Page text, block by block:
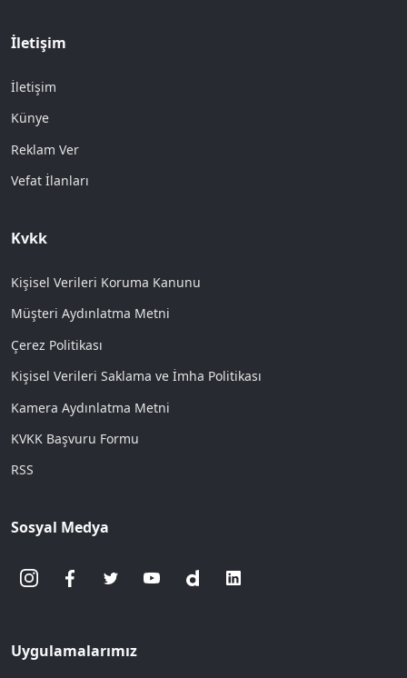
İletişim
İletişim
Künye
Reklam Ver
Vefat İlanları
Kvkk
Kişisel Verileri Koruma Kanunu
Müşteri Aydınlatma Metni
Çerez Politikası
Kişisel Verileri Saklama ve İmha Politikası
Kamera Aydınlatma Metni
KVKK Başvuru Formu
RSS
Sosyal Medya
Uygulamalarımız